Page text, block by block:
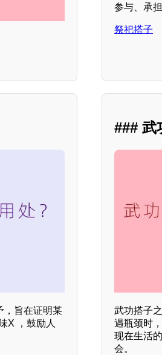
参与、承
祭祀搭子
，旨在证明某
X ，鼓励人
###
武功搭子
遇瓶颈时
现在生活
会。